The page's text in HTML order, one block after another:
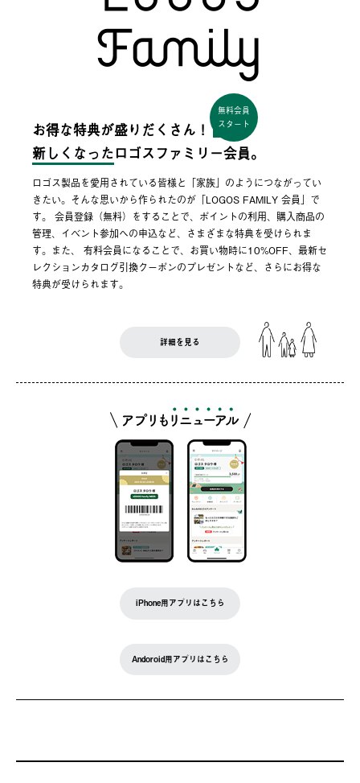
お得な特典が盛りだくさん！
無料会員
スタート
新しくなった ロゴスファミリー会員。
ロゴス製品を愛用されている皆様と「家族」のようにつながってい
きたい。そんな思いから作られたのが「LOGOS FAMILY 会員」で
す。 会員登録（無料）をすることで、ポイントの利用、購入商品の
管理、イベント参加への申込など、さまざまな特典を受けられま
す。また、 有料会員になることで、お買い物時に10%OFF、最新セ
レクションカタログ引換クーポンのプレゼントなど、さらにお得な
特典が受けられます。
詳細を見る
iPhone用アプリはこちら
Andoroid用アプリはこちら